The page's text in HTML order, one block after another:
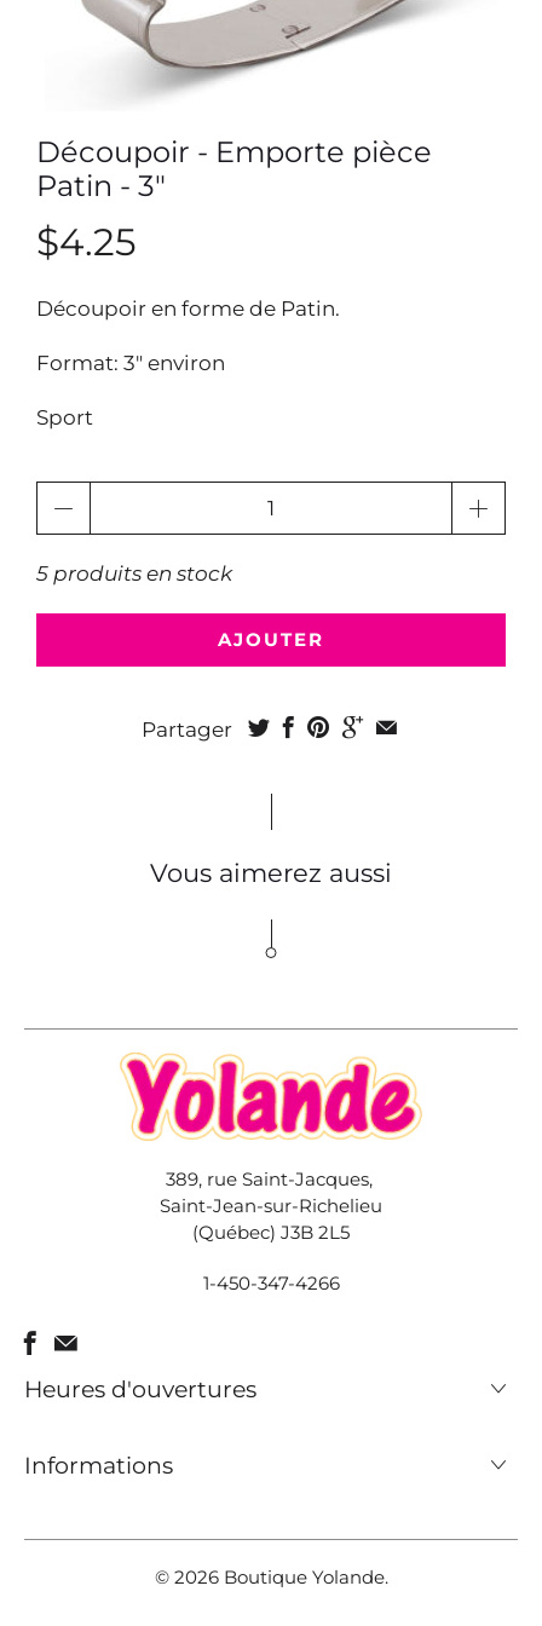
Découpoir - Emporte pièce
Patin - 3"
$4.25
Découpoir en forme de Patin.
Format: 3" environ
Sport
5 produits en stock
AJOUTER
Partager
Vous aimerez aussi
389, rue Saint-Jacques,
Saint-Jean-sur-Richelieu
(Québec) J3B 2L5
1-450-347-4266
Heures d'ouvertures
Informations
© 2026 Boutique Yolande.